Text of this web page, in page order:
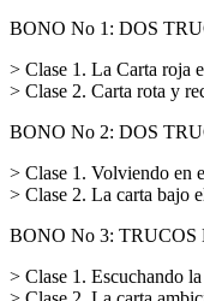
BONO No 1: DOS
> Clase 1. La Carta roja
> Clase 2. Carta rota y
BONO No 2: DOS
> Clase 1. Volviendo en
> Clase 2. La carta bajo
BONO No 3:
> Clase 1. Escuchando la